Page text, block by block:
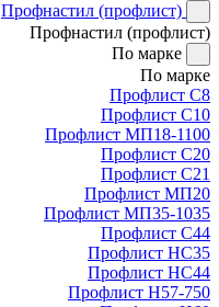
Профнастил (профлист)
Профнастил (профлист)
По марке
По марке
Профлист С8
Профлист С10
Профлист МП18-1100
Профлист С20
Профлист С21
Профлист МП20
Профлист МП35-1035
Профлист С44
Профлист НС35
Профлист НС44
Профлист Н57-750